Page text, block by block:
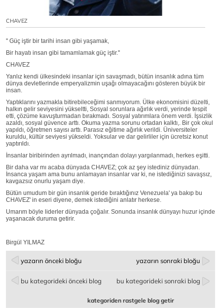
CHAVEZ
'' Güç iştir bir tarihi insan gibi yaşamak,
Bir hayatı insan gibi tamamlamak güç iştir.''
CHAVEZ
Yanlız kendi ülkesindeki insanlar için savaşmadı, bütün insanlık adına tüm
dünya devletlerinde emperyalizmin uşağı olmayacağını gösteren büyük bir
insan.
Yaptıklarını yazmakla bitirebileceğimi sanmıyorum. Ülke ekonomisini düzelti,
halkın gelir seviyesini yükseltti, Sosyal sorunlara ağırlık verdi, yerinde tespit
etti, çözüme kavuşturmadan bırakmadı. Sosyal yatırımlara önem verdi. İşsizlik
azaldı, sosyal güvence arttı. Okuma yazma sorunu ortadan kalktı,. Bir çok okul
yapıldı, öğretmen sayısı arttı. Parasız eğitime ağırlık verildi. Üniversiteler
kuruldu, kültür seviyesi yükseldi. Yoksular ve dar gelirliler için ücretsiz konut
yaptırıldı.
İnsanlar biribirinden ayrılmadı, inançından dolayı yargılanmadı, herkes eşitti.
Bir daha var mı acaba dünyada CHAVEZ; çok az şey istediniz dünyadan.
İnsanca yaşam ama bunu anlamayan insanlar var ki, ne istediğinizi savaşsız,
kavgazsız onurlu yaşam diye.
Bütün umudum bir gün insanlık geride bıraktığınız Venezuela' ya bakıp bu
CHAVEZ' in eseri diyene, demek istediğini anlatır herkese.
Umarım böyle liderler dünyada çoğalır. Sonunda insanlık dünyayı huzur içinde
yaşanacak duruma getirir.
Birgül YILMAZ
yazarın önceki bloğu yazarın sonraki bloğu
bu kategorideki önceki blog bu kategorideki sonraki blog
kategoriden rastgele blog getir